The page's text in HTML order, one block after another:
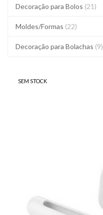
Decoração para Bolos (21)
Moldes/Formas (22)
Decoração para Bolachas (9)
SEM STOCK